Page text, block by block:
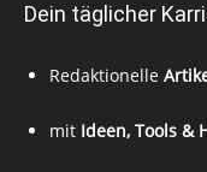
Dein täglicher
Redaktionelle
mit Ideen, Tools &